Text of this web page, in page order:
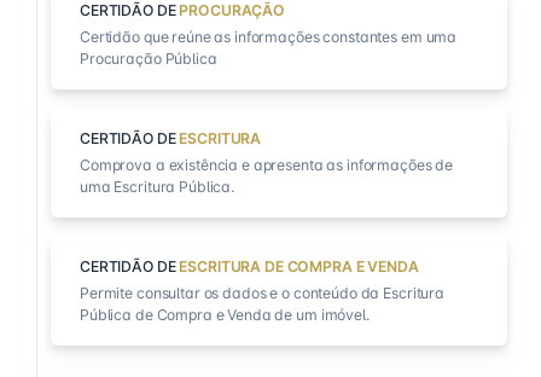
CERTIDÃO DE PROCURAÇÃO
Certidão que reúne as informações constantes em uma
Procuração Pública
CERTIDÃO DE ESCRITURA
Comprova a existência e apresenta as informações de
uma Escritura Pública.
CERTIDÃO DE ESCRITURA DE COMPRA E VENDA
Permite consultar os dados e o conteúdo da Escritura
Pública de Compra e Venda de um imóvel.